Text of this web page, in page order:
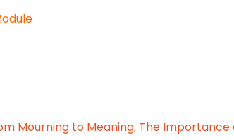
Mourning to Meaning, The